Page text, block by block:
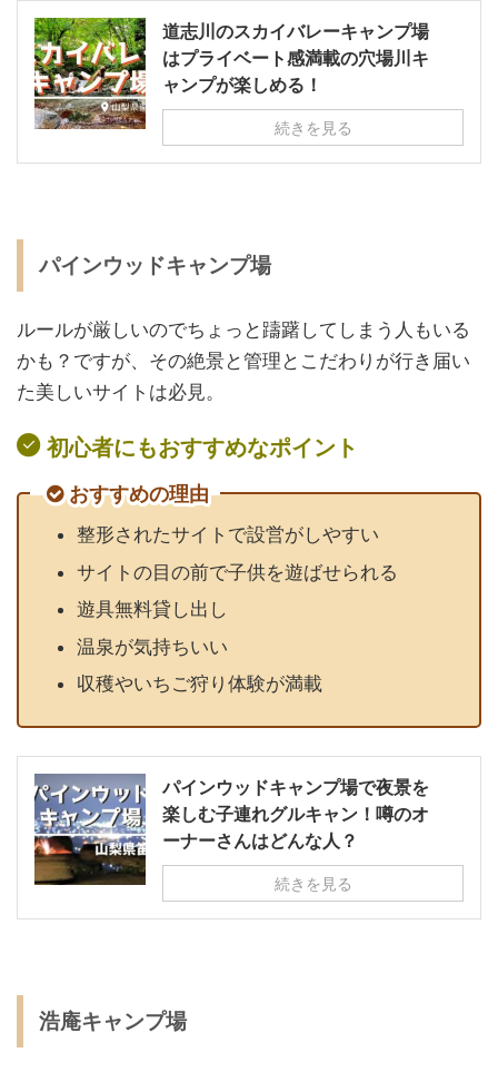
道志川のスカイバレーキャンプ場
はプライベート感満載の穴場川キ
ャンプが楽しめる！
続きを見る
パインウッドキャンプ場
ルールが厳しいのでちょっと躊躇してしまう人もいる
かも？ですが、その絶景と管理とこだわりが行き届い
た美しいサイトは必見。
初心者にもおすすめなポイント
おすすめの理由
整形されたサイトで設営がしやすい
サイトの目の前で子供を遊ばせられる
遊具無料貸し出し
温泉が気持ちいい
収穫やいちご狩り体験が満載
パインウッドキャンプ場で夜景を
楽しむ子連れグルキャン！噂のオ
ーナーさんはどんな人？
続きを見る
浩庵キャンプ場